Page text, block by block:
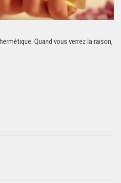
Quand vous verrez la raison,